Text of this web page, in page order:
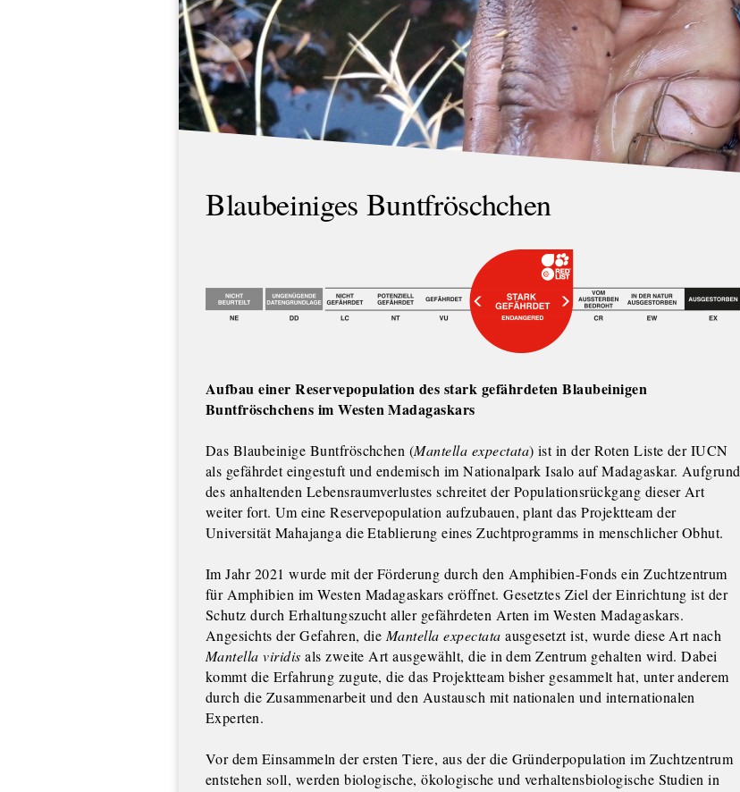
Blaubeiniges Buntfröschchen
Aufbau einer Reservepopulation des stark gefährdeten Blaubeinigen
Buntfröschchens im Westen Madagaskars
Das Blaubeinige Buntfröschchen (Mantella expectata) ist in der Roten Liste der IUCN
als gefährdet eingestuft und endemisch im Nationalpark Isalo auf Madagaskar. Aufgrund
des anhaltenden Lebensraumverlustes schreitet der Populationsrückgang dieser Art
weiter fort. Um eine Reservepopulation aufzubauen, plant das Projektteam der
Universität Mahajanga die Etablierung eines Zuchtprogramms in menschlicher Obhut.
Im Jahr 2021 wurde mit der Förderung durch den Amphibien-Fonds ein Zuchtzentrum
für Amphibien im Westen Madagaskars eröffnet. Gesetztes Ziel der Einrichtung ist der
Schutz durch Erhaltungszucht aller gefährdeten Arten im Westen Madagaskars.
Angesichts der Gefahren, die Mantella expectata ausgesetzt ist, wurde diese Art nach
Mantella viridis als zweite Art ausgewählt, die in dem Zentrum gehalten wird. Dabei
kommt die Erfahrung zugute, die das Projektteam bisher gesammelt hat, unter anderem
durch die Zusammenarbeit und den Austausch mit nationalen und internationalen
Experten.
Vor dem Einsammeln der ersten Tiere, aus der die Gründerpopulation im Zuchtzentrum
entstehen soll, werden biologische, ökologische und verhaltensbiologische Studien in